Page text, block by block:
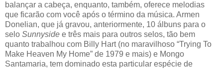
balançar a cabeça, enquanto, também, oferece melodias
que ficarão com você após o término da música. Armen
Donelian, que já gravou, anteriormente, 10 álbuns para o
selo Sunnyside e três mais para outros selos, tão bem
quanto trabalhou com Billy Hart (no maravilhoso “Trying To
Make Heaven My Home” de 1979 e mais) e Mongo
Santamaria, tem dominado esta particular espécie de